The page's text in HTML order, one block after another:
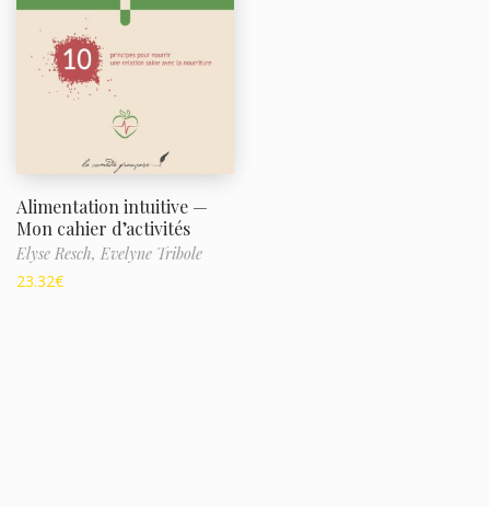
Alimentation intuitive —
Mon cahier d’activités
Elyse Resch, Evelyne Tribole
23.32€